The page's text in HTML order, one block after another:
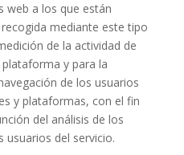
web a los que están
mediante este tipo
de la actividad de
y para la
de los usuarios
y plataformas, con el fin
del análisis de los
usuarios del servicio.